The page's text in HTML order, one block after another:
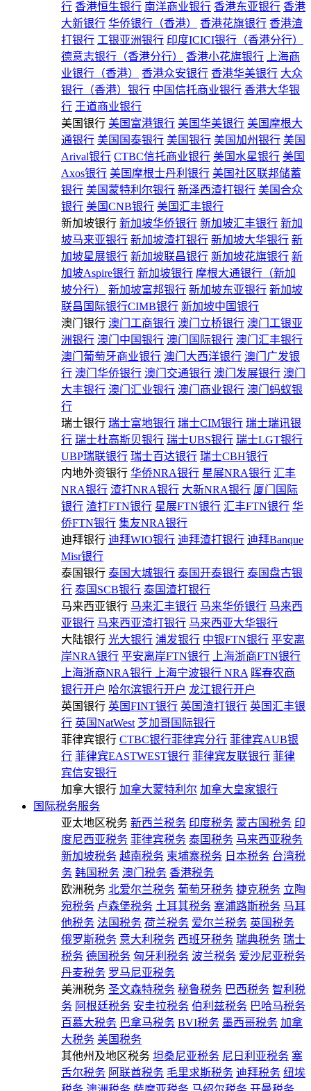
行 香港恒生银行 南洋商业银行 香港东亚银行 香港
大新银行 华侨银行（香港） 香港花旗银行 香港渣
打银行 工银亚洲银行 印度ICICI银行（香港分行）
德意志银行（香港分行）
香港小花旗银行
上海商
业银行（香港）
香港众安银行 香港华美银行 大众
银行（香港）银行 中国信托商业银行 香港大华银
行 王道商业银行
美国银行 美国富港银行 美国华美银行 美国摩根大
通银行 美国国泰银行 美国银行 美国加州银行 美国
Arival银行 CTBC信托商业银行 美国水星银行 美国
Axos银行 美国摩根士丹利银行 美国社区联邦储蓄
银行 美国蒙特利尔银行 新泽西渣打银行 美国合众
银行 美国CNB银行 美国汇丰银行
新加坡银行 新加坡华侨银行 新加坡汇丰银行 新加
坡马来亚银行 新加坡渣打银行 新加坡大华银行 新
加坡星展银行 新加坡联昌银行 新加坡花旗银行 新
加坡Aspire银行 新加坡银行 摩根大通银行（新加
坡分行）
新加坡富邦银行 新加坡东亚银行 新加坡
联昌国际银行CIMB银行 新加坡中国银行
澳门银行 澳门工商银行 澳门立桥银行 澳门工银亚
洲银行 澳门中国银行 澳门国际银行 澳门汇丰银行
澳门葡萄牙商业银行 澳门大西洋银行 澳门广发银
行 澳门华侨银行 澳门交通银行 澳门发展银行 澳门
大丰银行 澳门汇业银行 澳门商业银行 澳门蚂蚁银
行
瑞士银行 瑞士富地银行 瑞士CIM银行 瑞士瑞讯银
行 瑞士杜高斯贝银行 瑞士UBS银行 瑞士LGT银行
UBP瑞联银行 瑞士百达银行 瑞士CBH银行
内地外资银行 华侨NRA银行 星展NRA银行 汇丰
NRA银行 渣打NRA银行 大新NRA银行 厦门国际
银行 渣打FTN银行 星展FTN银行 汇丰FTN银行 华
侨FTN银行 集友NRA银行
迪拜银行 迪拜WIO银行 迪拜渣打银行 迪拜Banque
Misr银行
泰国银行 泰国大城银行 泰国开泰银行 泰国盘古银
行 泰国SCB银行 泰国渣打银行
马来西亚银行 马来汇丰银行 马来华侨银行 马来西
亚银行 马来西亚渣打银行 马来西亚大华银行
大陆银行 光大银行 浦发银行 中银FTN银行 平安离
岸NRA银行 平安离岸FTN银行
上海浙商FTN银行
上海浙商NRA银行
上海宁波银行 NRA 晖春农商
银行开户 哈尔滨银行开户 龙江银行开户
英国银行 英国FINT银行 英国渣打银行 英国汇丰银
行 英国NatWest 芝加哥国际银行
菲律宾银行 CTBC银行菲律宾分行 菲律宾AUB银
行 菲律宾EASTWEST银行 菲律宾友联银行 菲律
宾信安银行
加拿大银行 加拿大蒙特利尔 加拿大皇家银行
国际税务服务
亚太地区税务 新西兰税务 印度税务 蒙古国税务 印
度尼西亚税务 菲律宾税务 泰国税务 马来西亚税务
新加坡税务 越南税务 柬埔寨税务 日本税务 台湾税
务 韩国税务 澳门税务 香港税务
欧洲税务 北爱尔兰税务 葡萄牙税务 捷克税务 立陶
宛税务 卢森堡税务 土耳其税务 塞浦路斯税务 马耳
他税务 法国税务 荷兰税务 爱尔兰税务 英国税务
俄罗斯税务 意大利税务 西班牙税务 瑞典税务 瑞士
税务 德国税务 匈牙利税务 波兰税务 爱沙尼亚税务
丹麦税务 罗马尼亚税务
美洲税务 圣文森特税务 秘鲁税务 巴西税务 智利税
务 阿根廷税务 安圭拉税务 伯利兹税务 巴哈马税务
百慕大税务 巴拿马税务 BVI税务 墨西哥税务 加拿
大税务 美国税务
其他州及地区税务 坦桑尼亚税务 尼日利亚税务 塞
舌尔税务 阿联酋税务 毛里求斯税务 迪拜税务 纽埃